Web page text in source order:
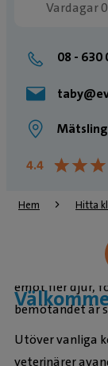
Vardagar
08 - 630
4.4 ★★★
★★★
Hem Hitta
Arninge
kapacitet,
emot fler djur,
bemötandet är
Utöver vanliga
veterinärer